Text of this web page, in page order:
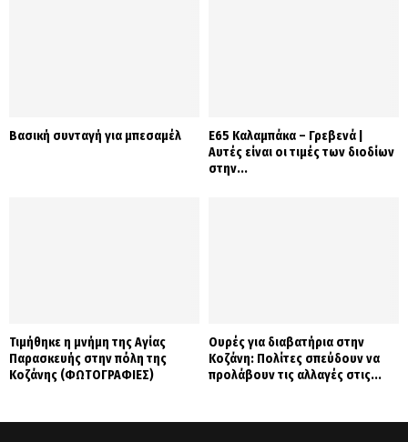
Βασική συνταγή για μπεσαμέλ
Ε65 Καλαμπάκα – Γρεβενά |
Αυτές είναι οι τιμές των διοδίων
στην...
Τιμήθηκε η μνήμη της Αγίας
Παρασκευής στην πόλη της
Κοζάνης (ΦΩΤΟΓΡΑΦΙΕΣ)
Ουρές για διαβατήρια στην
Κοζάνη: Πολίτες σπεύδουν να
προλάβουν τις αλλαγές στις...